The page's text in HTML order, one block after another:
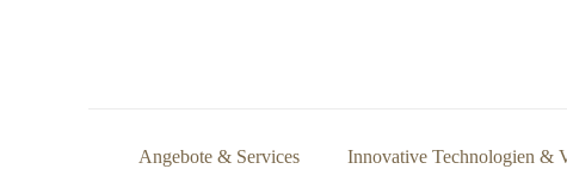
Angebote & Services Innovative Technologien &